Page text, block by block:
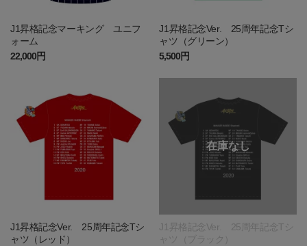
J1昇格記念マーキング ユニフ
ォーム
22,000円
J1昇格記念Ver. 25周年記念Tシ
ャツ（グリーン）
5,500円
J1昇格記念Ver. 25周年記念Tシ
ャツ（レッド）
J1昇格記念Ver. 25周年記念Tシ
ャツ（ブラック）